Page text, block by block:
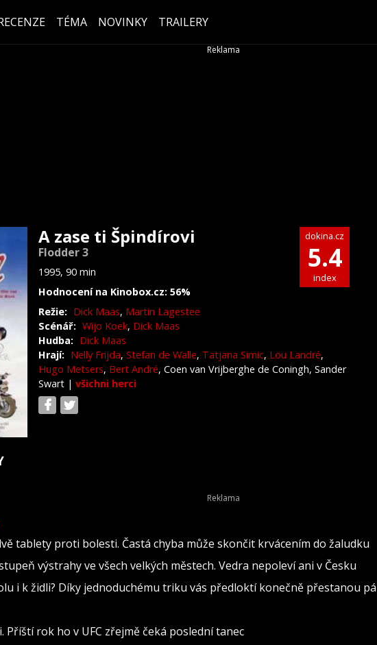
TÉMA NOVINKY TRAILERY
A zase ti Špindírovi
Flodder 3
1995, 90 min
Hodnocení na Kinobox.cz: 56%
dokina.cz
5.4
index
Režie: Dick Maas, Martin Lagestee
Scénář: Wijo Koek, Dick Maas
Hudba: Dick Maas
Hrají: Nelly Frijda, Stefan de Walle, Tatjana Simic, Lou Landré,
Hugo Metsers, Bert André, Coen van Vrijberghe de Coningh, Sander
Swart | všichni herci
tablety proti bolesti. Častá chyba může skončit krvácením do žaludku
výstrahy ve všech velkých městech. Vedra nepoleví ani v Česku
i k židli? Díky jednoduchému triku vás předloktí konečně přestanou
Příští rok ho v UFC zřejmě čeká poslední tanec